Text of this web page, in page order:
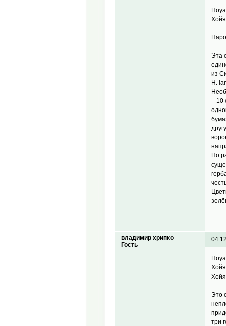
Эта
из
H.
– 10
По
владимир хрипко
Гость
Это
три